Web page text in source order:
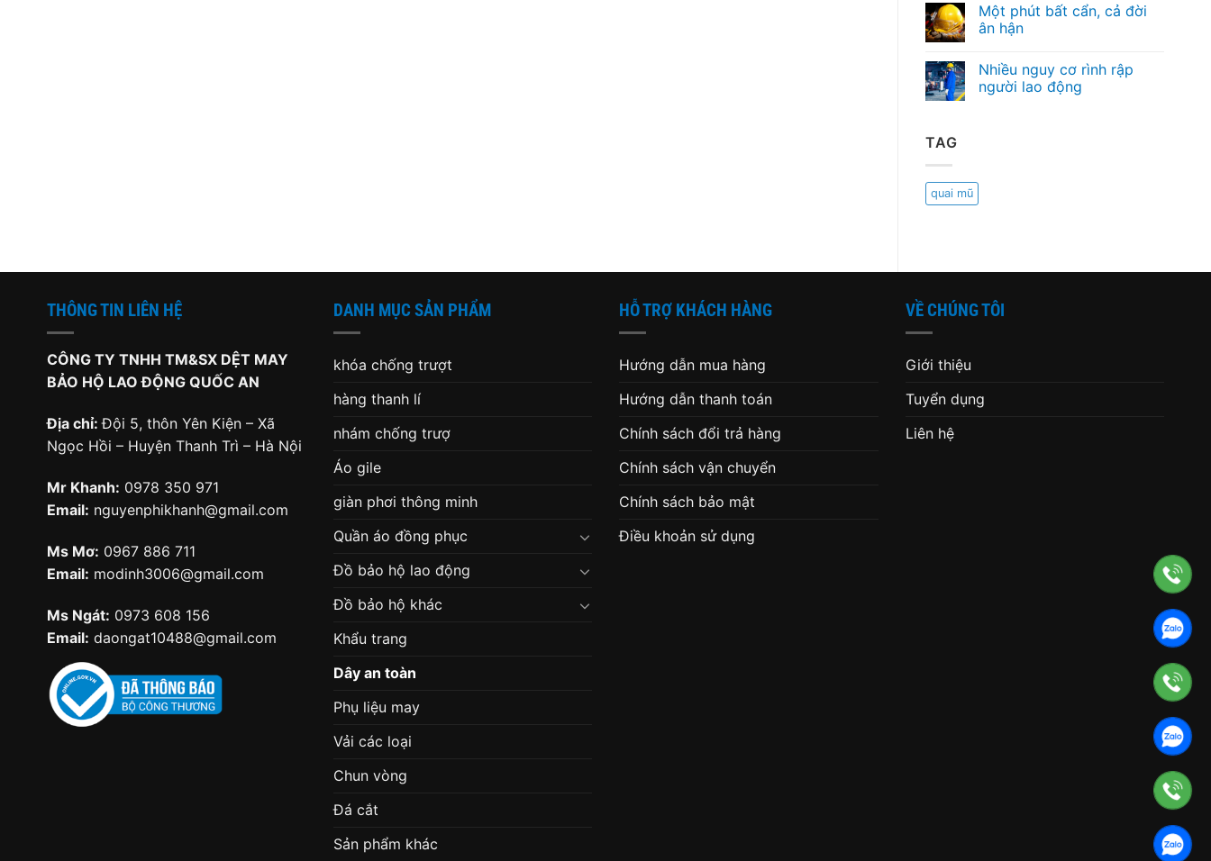
Một phút bất cẩn, cả đời
ân hận
Nhiều nguy cơ rình rập
người lao động
TAG
quai mũ
THÔNG TIN LIÊN HỆ
CÔNG TY TNHH TM&SX DỆT MAY
BẢO HỘ LAO ĐỘNG QUỐC AN
Địa chỉ:Đội 5, thôn Yên Kiện – Xã
Ngọc Hồi – Huyện Thanh Trì – Hà Nội
Mr Khanh: 0978 350 971
Email: nguyenphikhanh@gmail.com
Ms Mơ: 0967 886 711
Email: modinh3006@gmail.com
Ms Ngát: 0973 608 156
Email: daongat10488@gmail.com
DANH MỤC SẢN PHẨM
khóa chống trượt
hàng thanh lí
nhám chống trượ
Áo gile
giàn phơi thông minh
Quần áo đồng phục
Đồ bảo hộ lao động
Đồ bảo hộ khác
Khẩu trang
Dây an toàn
Phụ liệu may
Vải các loại
Chun vòng
Đá cắt
Sản phẩm khác
HỖ TRỢ KHÁCH HÀNG
Hướng dẫn mua hàng
Hướng dẫn thanh toán
Chính sách đổi trả hàng
Chính sách vận chuyển
Chính sách bảo mật
Điều khoản sử dụng
VỀ CHÚNG TÔI
Giới thiệu
Tuyển dụng
Liên hệ